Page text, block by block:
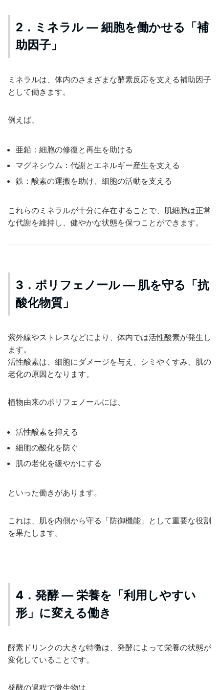
2．ミネラル ― 細胞を働かせる「補
助因子」
ミネラルは、体内のさまざまな酵素反応を支える補助因子
として働きます。
例えば、
亜鉛：細胞の修復と再生を助ける
マグネシウム：代謝とエネルギー産生を支える
鉄：酸素の運搬を助け、細胞の活動を支える
これらのミネラルが十分に存在することで、肌細胞は正常
な代謝を維持し、健やかな状態を保つことができます。
3．ポリフェノール ― 肌を守る「抗
酸化物質」
紫外線やストレスなどにより、体内では活性酸素が発生し
ます。
活性酸素は、細胞にダメージを与え、シミやくすみ、肌の
老化の原因となります。
植物由来のポリフェノールには、
活性酸素を抑える
細胞の酸化を防ぐ
肌の老化を緩やかにする
といった働きがあります。
これは、肌を内側から守る「防御機能」として重要な役割
を果たします。
4．発酵 ― 栄養を「利用しやすい
形」に変える働き
酵素ドリンクの大きな特徴は、発酵によって栄養の状態が
変化していることです。
発酵の過程で微生物は、